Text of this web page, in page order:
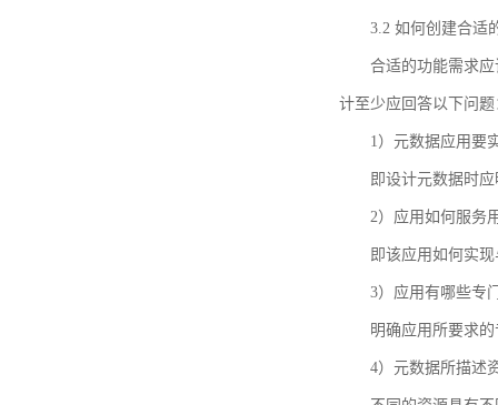
3.2 如何创建合适
合适的功能需求
计至少应回答以下问题
1）元数据应用要
即设计元数据时
2）应用如何服务
即该应用如何实
3）应用有哪些专
明确应用所要求
4）元数据所描述